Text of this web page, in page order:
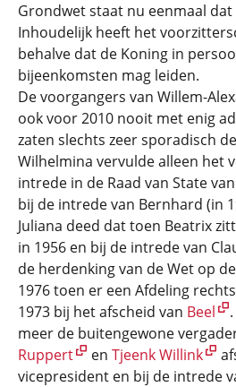
Grondwet staat nu eenmaal
Inhoudelijk heeft het
behalve dat de Koning in
bijeenkomsten mag leiden.
De voorgangers van Willem-
ook voor 2010 nooit met enig
zaten slechts zeer sporadisch
Wilhelmina vervulde alleen het
intrede in de Raad van State
bij de intrede van Bernhard (in
Juliana deed dat toen Beatrix
in 1956 en bij de intrede van
de herdenking van de Wet op
1976 toen er een Afdeling
1973 bij het afscheid van Beel
meer de buitengewone
Ruppert
en Tjeenk Willink
vicepresident en bij de intrede